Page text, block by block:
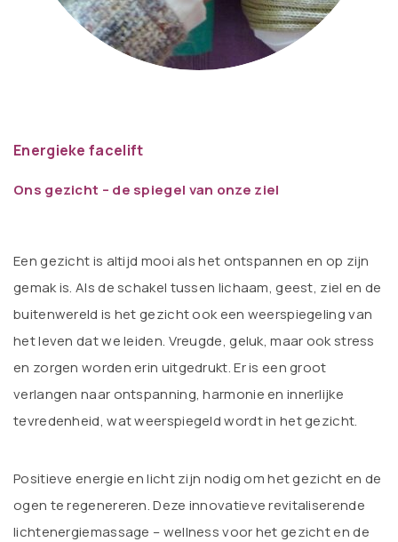
Energieke facelift
Ons gezicht – de spiegel van onze ziel
Een gezicht is altijd mooi als het ontspannen en op zijn
gemak is. Als de schakel tussen lichaam, geest, ziel en de
buitenwereld is het gezicht ook een weerspiegeling van
het leven dat we leiden. Vreugde, geluk, maar ook stress
en zorgen worden erin uitgedrukt. Er is een groot
verlangen naar ontspanning, harmonie en innerlijke
tevredenheid, wat weerspiegeld wordt in het gezicht.
Positieve energie en licht zijn nodig om het gezicht en de
ogen te regenereren. Deze innovatieve revitaliserende
lichtenergiemassage – wellness voor het gezicht en de